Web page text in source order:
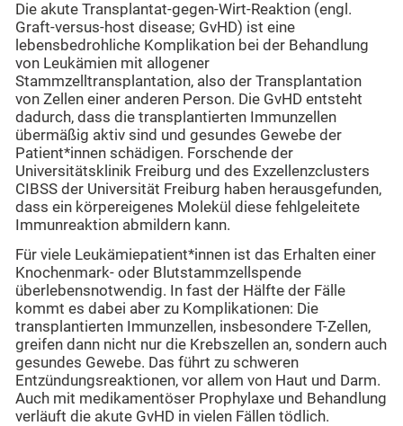
Die akute Transplantat-gegen-Wirt-Reaktion (engl.
Graft-versus-host disease; GvHD) ist eine
lebensbedrohliche Komplikation bei der Behandlung
von Leukämien mit allogener
Stammzelltransplantation, also der Transplantation
von Zellen einer anderen Person. Die GvHD entsteht
dadurch, dass die transplantierten Immunzellen
übermäßig aktiv sind und gesundes Gewebe der
Patient*innen schädigen. Forschende der
Universitätsklinik Freiburg und des Exzellenzclusters
CIBSS der Universität Freiburg haben herausgefunden,
dass ein körpereigenes Molekül diese fehlgeleitete
Immunreaktion abmildern kann.
Für viele Leukämiepatient*innen ist das Erhalten einer
Knochenmark- oder Blutstammzellspende
überlebensnotwendig. In fast der Hälfte der Fälle
kommt es dabei aber zu Komplikationen: Die
transplantierten Immunzellen, insbesondere T-Zellen,
greifen dann nicht nur die Krebszellen an, sondern auch
gesundes Gewebe. Das führt zu schweren
Entzündungsreaktionen, vor allem von Haut und Darm.
Auch mit medikamentöser Prophylaxe und Behandlung
verläuft die akute GvHD in vielen Fällen tödlich.